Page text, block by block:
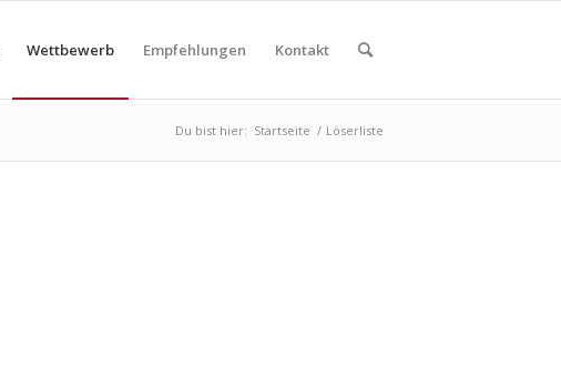
Wettbewerb Empfehlungen Kontakt
Du bist hier: Startseite / Löserliste